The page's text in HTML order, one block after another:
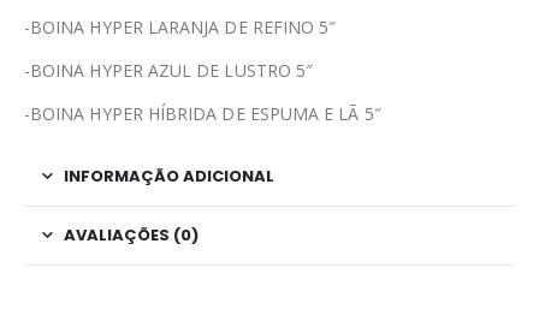
-BOINA HYPER LARANJA DE REFINO 5″
-BOINA HYPER AZUL DE LUSTRO 5″
-BOINA HYPER HÍBRIDA DE ESPUMA E LÃ 5″
INFORMAÇÃO ADICIONAL
AVALIAÇÕES (0)